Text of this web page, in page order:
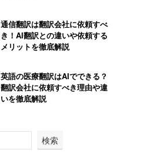
通信翻訳は翻訳会社に依頼すべ
き！AI翻訳との違いや依頼する
メリットを徹底解説
英語の医療翻訳はAIでできる？
翻訳会社に依頼すべき理由や違
いを徹底解説
検索